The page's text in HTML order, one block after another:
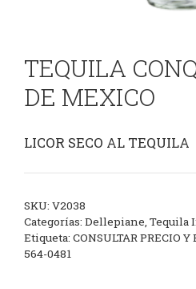
TEQUILA
DE MEXICO
LICOR SECO AL TEQUILA
SKU: V2038
Categorías: Dellepiane, Tequila
Etiqueta: CONSULTAR PRECIO
564-0481